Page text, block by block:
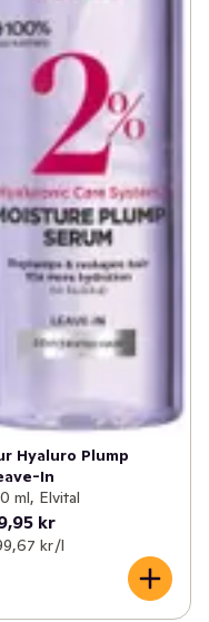
Hyaluro Plump
In
ml, Elvital
kr
kr /l